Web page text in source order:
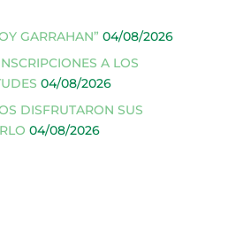
GARRAHAN” 04/08/2026
A LOS
04/08/2026
DISFRUTARON SUS
04/08/2026